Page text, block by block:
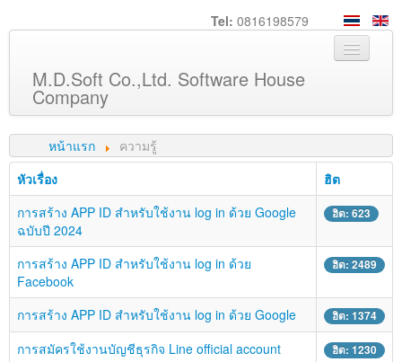
Tel: 0816198579
M.D.Soft Co.,Ltd. Software House
Company
หน้าหลัก
เกี่ยวกับเรา
บริการ
สินค้า
ความรู้
ลูกค้า
ภาพกิจกรรม
ร่วมงานกับเรา
หน้าแรก
ความรู้
หัวเรื่อง
ฮิต
การสร้าง APP ID สำหรับใช้งาน log in ด้วย Google
ฉบับปี 2024
ฮิต: 623
การสร้าง APP ID สำหรับใช้งาน log in ด้วย
Facebook
ฮิต: 2489
การสร้าง APP ID สำหรับใช้งาน log in ด้วย Google ฮิต: 1374
การสมัครใช้งานบัญชีธุรกิจ Line official account ฮิต: 1230